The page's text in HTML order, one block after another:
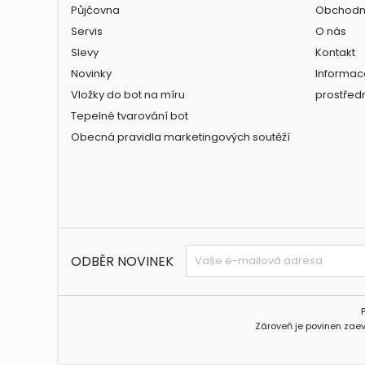
Půjčovna
Servis
Slevy
Novinky
Vložky do bot na míru
Tepelné tvarování bot
Obecná pravidla marketingových soutěží
O nás
Kontakt
ODBĚR NOVINEK
Zároveň je povinen